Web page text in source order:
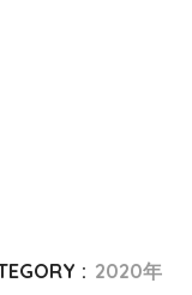
: 2020年